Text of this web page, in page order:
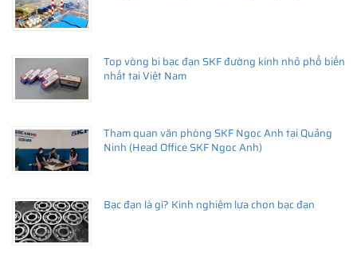
Top vòng bi bạc đạn SKF đường kính nhỏ phổ biến
nhất tại Việt Nam
Tham quan văn phòng SKF Ngọc Anh tại Quảng
Ninh (Head Office SKF Ngoc Anh)
Bạc đạn là gì? Kinh nghiệm lựa chọn bạc đạn